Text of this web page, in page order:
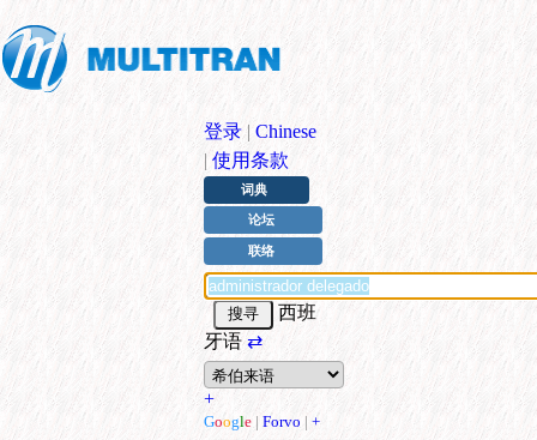
登录 | Chinese
| 使用条款
词典
论坛
联络
西班
牙语⇄
+
Google | Forvo | +